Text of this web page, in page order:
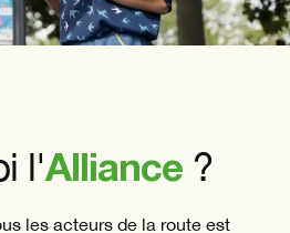
l'Alliance ?
les acteurs de la route est